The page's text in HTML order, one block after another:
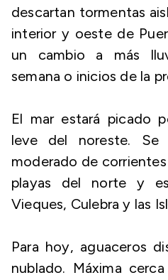
descartan tormentas
interior y oeste de
un cambio a más
semana o inicios de la
El mar estará picado
leve del noreste. Se
moderado de
playas del norte y
Vieques, Culebra y las
Para hoy, aguaceros
nublado. Máxima